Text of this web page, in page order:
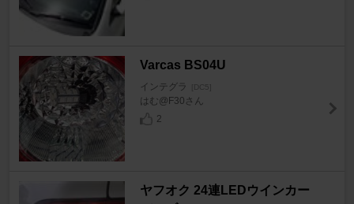
Varcas BS04U
インテグラ [DC5]
はむ@F30さん
2
ヤフオク 24連LEDウインカー